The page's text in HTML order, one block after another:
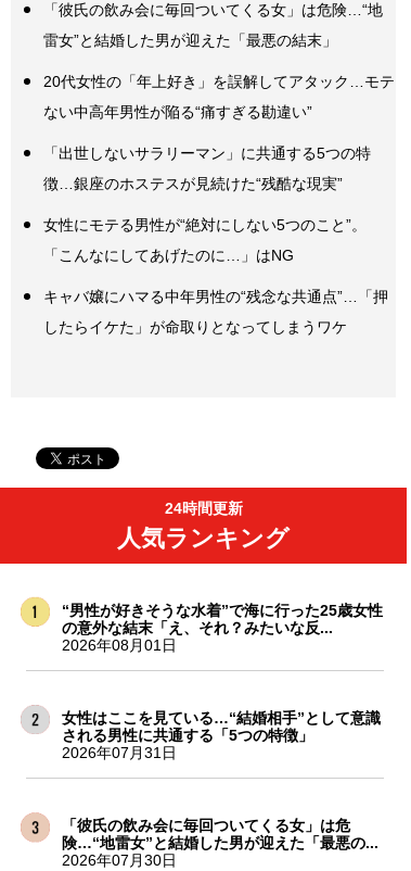
「彼氏の飲み会に毎回ついてくる女」は危険…“地
雷女”と結婚した男が迎えた「最悪の結末」
20代女性の「年上好き」を誤解してアタック…モテ
ない中高年男性が陥る“痛すぎる勘違い”
「出世しないサラリーマン」に共通する5つの特
徴…銀座のホステスが見続けた“残酷な現実”
女性にモテる男性が“絶対にしない5つのこと”。
「こんなにしてあげたのに…」はNG
キャバ嬢にハマる中年男性の“残念な共通点”…「押
したらイケた」が命取りとなってしまうワケ
24時間更新
人気ランキング
“男性が好きそうな水着”で海に行った25歳女性
の意外な結末「え、それ？みたいな反...
2026年08月01日
女性はここを見ている…“結婚相手”として意識
される男性に共通する「5つの特徴」
2026年07月31日
「彼氏の飲み会に毎回ついてくる女」は危
険…“地雷女”と結婚した男が迎えた「最悪の...
2026年07月30日